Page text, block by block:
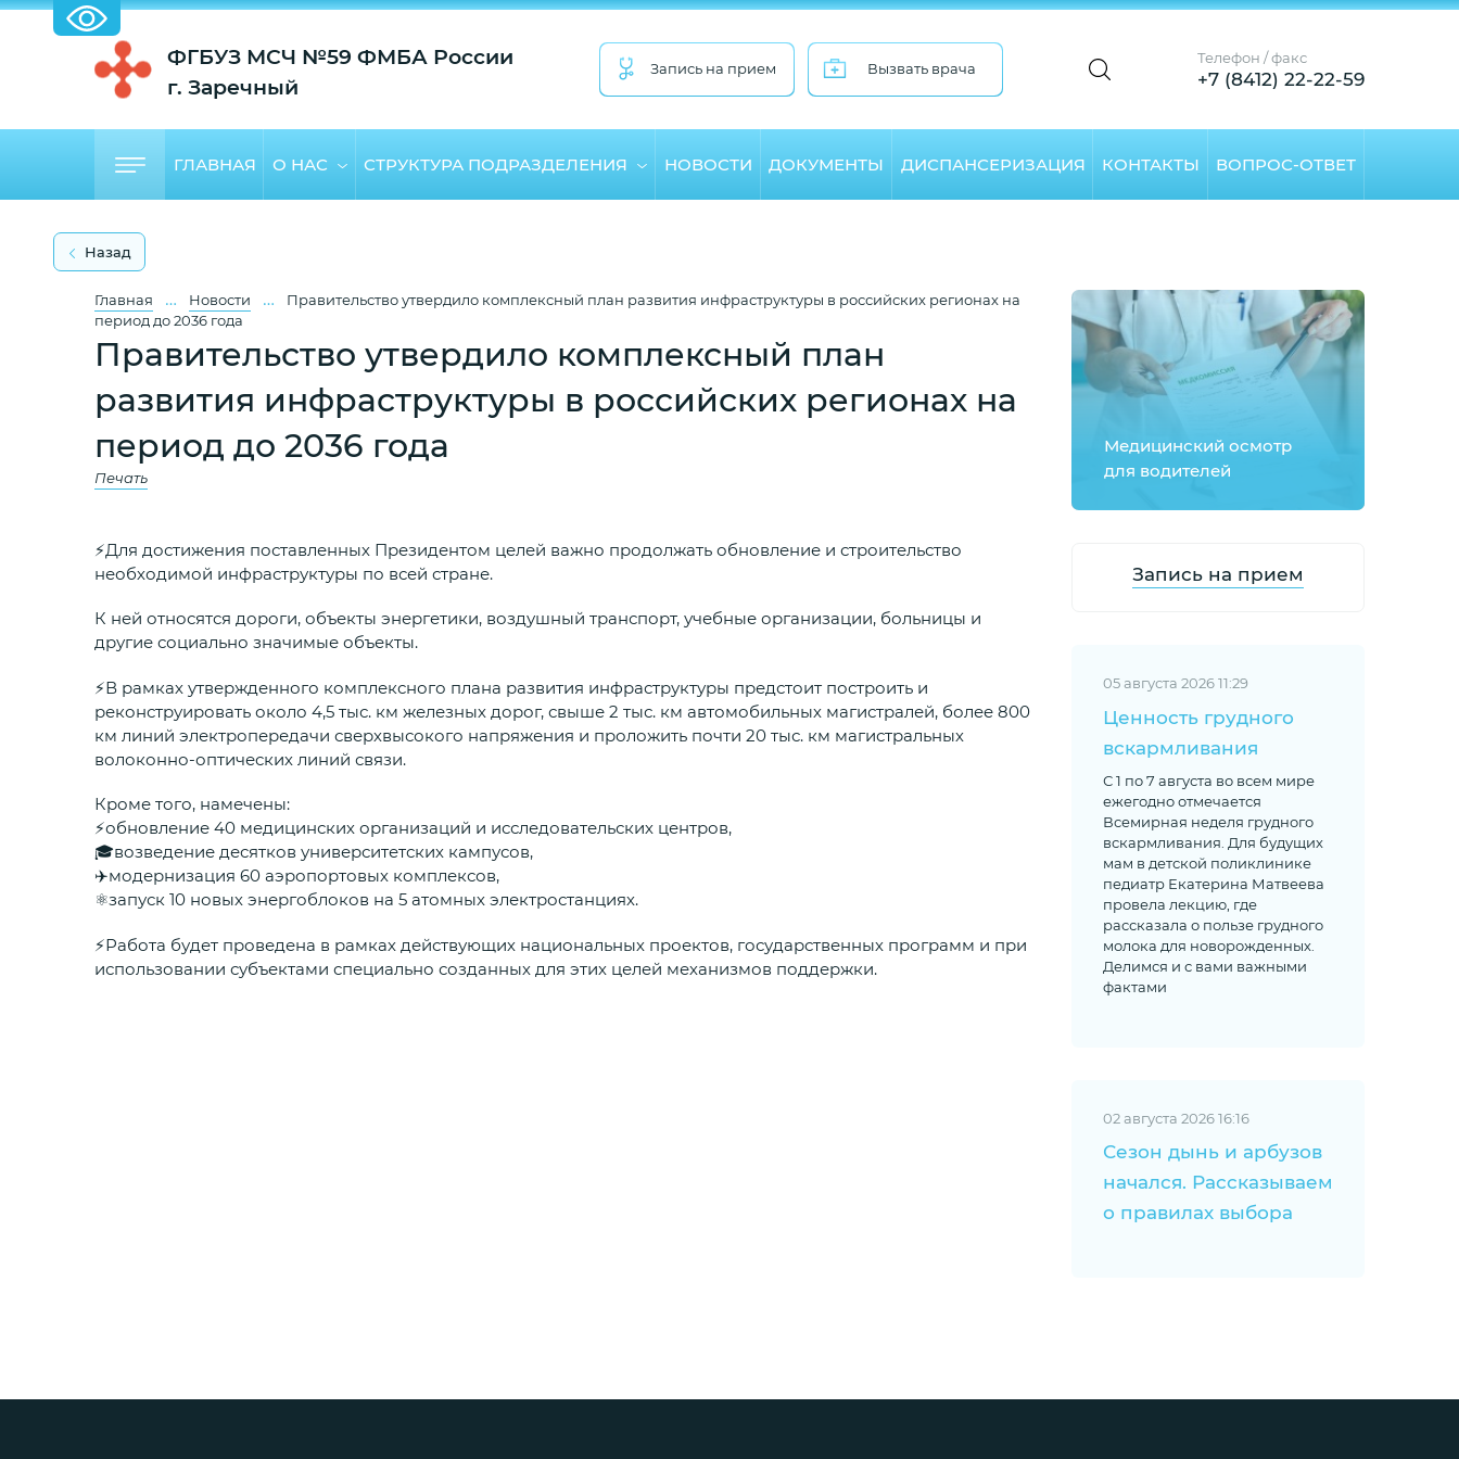
ФГБУЗ МСЧ №59 ФМБА России
г. Заречный
Запись на прием Вызвать врача
Телефон / факс
+7 (8412) 22-22-59
ГЛАВНАЯ О НАС СТРУКТУРА ПОДРАЗДЕЛЕНИЯ НОВОСТИ ДОКУМЕНТЫ ДИСПАНСЕРИЗАЦИЯ КОНТАКТЫ ВОПРОС-ОТВЕТ
Назад
Главная … Новости …
Правительство утвердило комплексный план развития инфраструктуры в российских регионах на
период до 2036 года
Правительство утвердило комплексный план
развития инфраструктуры в российских регионах на
период до 2036 года
Печать
⚡️Для достижения поставленных Президентом целей важно продолжать обновление и строительство
необходимой инфраструктуры по всей стране.
К ней относятся дороги, объекты энергетики, воздушный транспорт, учебные организации, больницы и
другие социально значимые объекты.
⚡️В рамках утвержденного комплексного плана развития инфраструктуры предстоит построить и
реконструировать около 4,5 тыс. км железных дорог, свыше 2 тыс. км автомобильных магистралей, более 800
км линий электропередачи сверхвысокого напряжения и проложить почти 20 тыс. км магистральных
волоконно-оптических линий связи.
Кроме того, намечены:
⚡️обновление 40 медицинских организаций и исследовательских центров,
🎓возведение десятков университетских кампусов,
✈️модернизация 60 аэропортовых комплексов,
⚛️запуск 10 новых энергоблоков на 5 атомных электростанциях.
⚡️Работа будет проведена в рамках действующих национальных проектов, государственных программ и при
использовании субъектами специально созданных для этих целей механизмов поддержки.
Медицинский осмотр
для водителей
Запись на прием
05 августа 2026 11:29
Ценность грудного
вскармливания
С 1 по 7 августа во всем мире
ежегодно отмечается
Всемирная неделя грудного
вскармливания. Для будущих
мам в детской поликлинике
педиатр Екатерина Матвеева
провела лекцию, где
рассказала о пользе грудного
молока для новорожденных.
Делимся и с вами важными
фактами
02 августа 2026 16:16
Сезон дынь и арбузов
начался. Рассказываем
о правилах выбора